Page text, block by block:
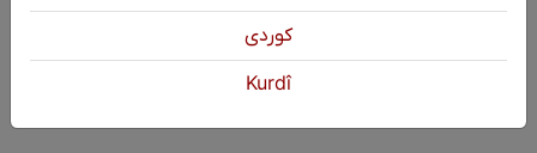
+964 751 430 3262
+964 751 460 9262
info@kurdshop.net
كوردی
Kurdî